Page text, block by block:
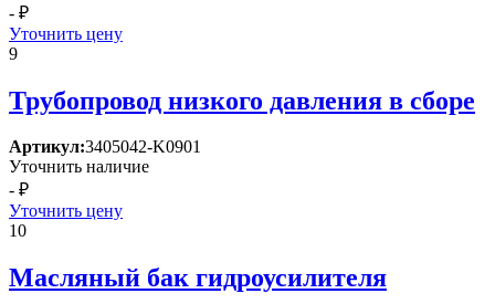
- ₽
Уточнить цену
9
Трубопровод низкого давления в сборе
Артикул:3405042-K0901
Уточнить наличие
- ₽
Уточнить цену
10
Масляный бак гидроусилителя